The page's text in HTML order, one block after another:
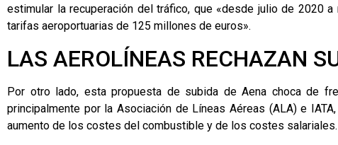
estimular la recuperación del tráfico, que «desde julio de 2020
tarifas aeroportuarias de 125 millones de euros».
LAS AEROLÍNEAS RECHAZAN
Por otro lado, esta propuesta de subida de Aena choca de
principalmente por la Asociación de Líneas Aéreas (ALA) e
aumento de los costes del combustible y de los costes salariales.